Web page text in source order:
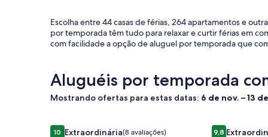
Escolha entre 44 casas de férias, 264 apartamentos e
por temporada têm tudo para relaxar e curtir férias em
com facilidade a opção de aluguel por temporada que
Aluguéis por temporada
Mostrando ofertas para estas datas: 6 de nov. – 13 de
Galeria
10 Extraordinária(8 avaliações)
Luxury Brownstone Condos with Private Roofdeck
Galeria
9,8
Downtown |